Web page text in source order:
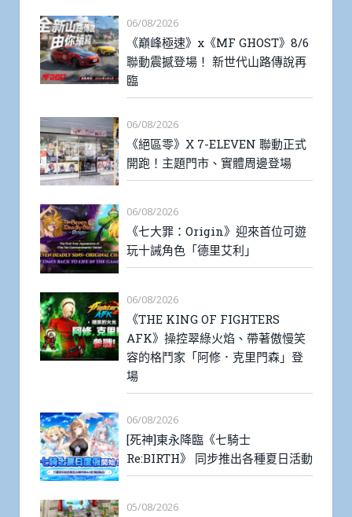
06/08/2026
《巔峰極速》x《MF GHOST》8/6
聯動震撼登場！ 新世代山路傳說再
臨
06/08/2026
《絕區零》X 7-ELEVEN 聯動正式
開跑！主題門市、實體周邊登場
06/08/2026
《七大罪：Origin》迎來首位可遊
玩十誡角色「德里艾利」
06/08/2026
《THE KING OF FIGHTERS
AFK》操控翠綠火焰、帶著傲慢笑
容的格鬥家「阿修．克里門森」登
場
06/08/2026
[死神]東永降臨《七騎士
Re:BIRTH》 同步推出各種夏日活動
05/08/2026